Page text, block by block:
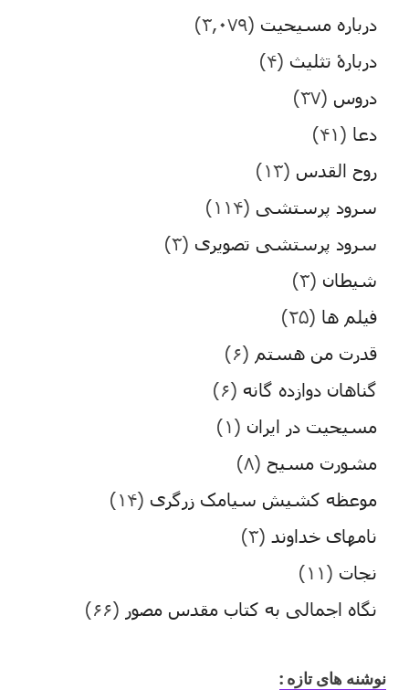
درباره مسیحیت (۳,۰۷۹)
دربارۀ تثلیث (۴)
دروس (۳۷)
دعا (۴۱)
روح القدس (۱۳)
سرود پرستشی (۱۱۴)
سرود پرستشی تصویری (۳)
شیطان (۳)
فیلم ها (۲۵)
قدرت من هستم (۶)
گناهان دوازده گانه (۶)
مسیحیت در ایران (۱)
مشورت مسیح (۸)
موعظه کشیش سیامک زرگری (۱۴)
نامهای خداوند (۳)
نجات (۱۱)
نگاه اجمالی به کتاب مقدس مصور (۶۶)
نوشنه های تازه :